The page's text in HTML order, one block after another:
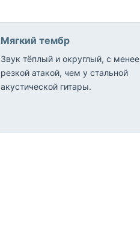
Мягкий тембр
Звук тёплый и округлый, с менее
резкой атакой, чем у стальной
акустической гитары.